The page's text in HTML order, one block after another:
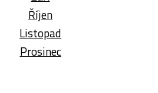
Říjen
Listopad
Prosinec